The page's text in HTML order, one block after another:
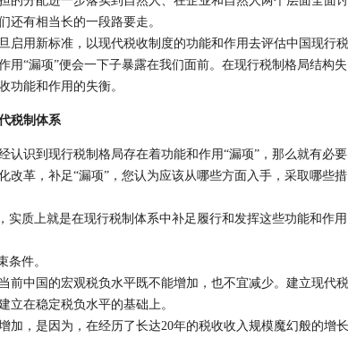
还有相当长的一段路要走。
用新标准，以现代税收制度的功能和作用去评估中国现行税
用“漏项”便会一下子暴露在我们面前。在现行税制格局结构失
功能和作用的失衡。
税制体系
认识到现行税制格局存在着功能和作用“漏项”，那么就有必要
改革，补足“漏项”，您认为应该从哪些方面入手，采取哪些措
实质上就是在现行税制体系中补足履行和发挥这些功能和作用
件。
中国的宏观税负水平既不能增加，也不宜减少。建立现代税
立在稳定税负水平的基础上。
，是因为，在经历了长达20年的税收收入规模魔幻般的增长